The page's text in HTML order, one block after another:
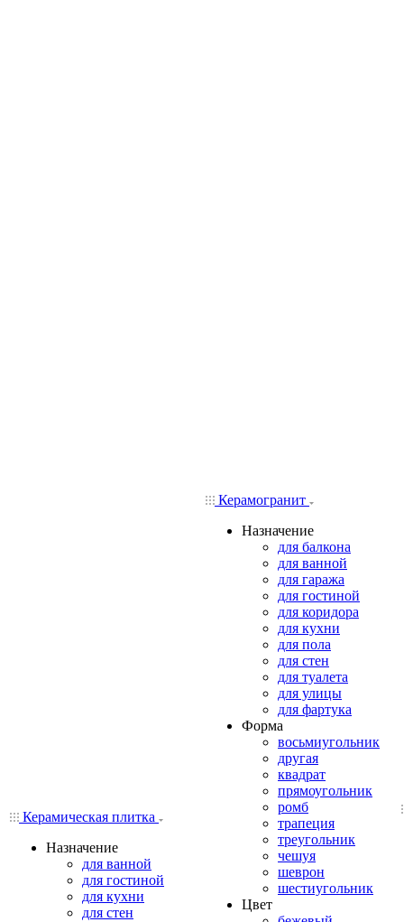
Керамическая плитка
Назначение
для ванной
для гостиной
для кухни
для стен
Керамогранит
Назначение
для балкона
для ванной
для гаража
для гостиной
для коридора
для кухни
для пола
для стен
для туалета
для улицы
для фартука
Форма
восьмиугольник
другая
квадрат
прямоугольник
ромб
трапеция
треугольник
чешуя
шеврон
шестиугольник
Цвет